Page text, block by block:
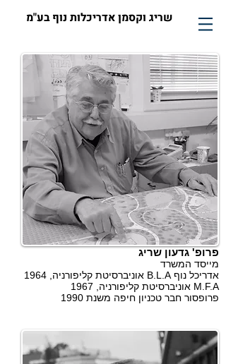
שריג וקסמן אדריכלות נוף בע"מ
פרופ' גדעון שריג
מייסד המשרד
אדריכל נוף B.L.A אוניברסיטת קליפורניה, 1964
M.F.A אוניברסיטת קליפורניה, 1967
פרופסור חבר טכניון חיפה משנת 1990